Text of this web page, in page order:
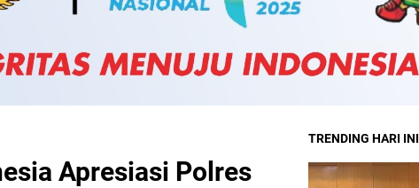
Apresiasi Polres
TRENDING HARI INI